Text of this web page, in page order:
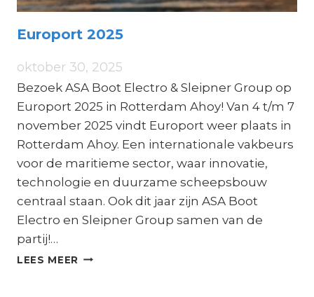
Europort 2025
oktober 30, 2025
Bezoek ASA Boot Electro & Sleipner Group op
Europort 2025 in Rotterdam Ahoy! Van 4 t/m 7
november 2025 vindt Europort weer plaats in
Rotterdam Ahoy. Een internationale vakbeurs
voor de maritieme sector, waar innovatie,
technologie en duurzame scheepsbouw
centraal staan. Ook dit jaar zijn ASA Boot
Electro en Sleipner Group samen van de
partij!…
LEES MEER EUROPORT